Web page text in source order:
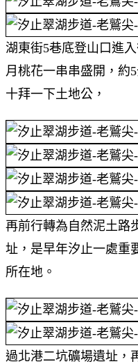
湖東街5巷底登山口進
月桃花一串串盛開，約
十拜一下土地公，
再前行轉為自然泥土路
址，是早年汐止一處重
所在地。
過北港二坑礦場遺址，